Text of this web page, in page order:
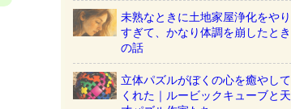
未熟なときに土地家屋浄化をやり
すぎて、かなり体調を崩したとき
の話
立体パズルがぼくの心を癒やして
くれた｜ルービックキューブと天